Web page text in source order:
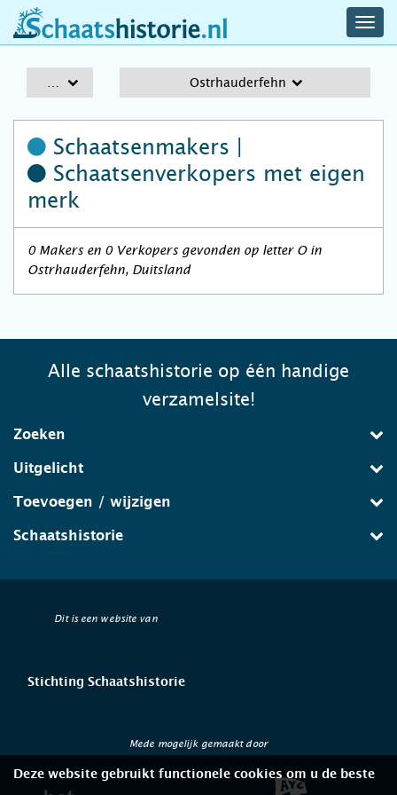
schaatshistorie.nl
Ostrhauderfehn
Schaatsenmakers |
Schaatsenverkopers met eigen
merk
0 Makers en 0 Verkopers gevonden op letter O in
Ostrhauderfehn, Duitsland
Alle schaatshistorie op één handige
verzamelsite!
Zoeken
Uitgelicht
Toevoegen / wijzigen
Schaatshistorie
Dit is een website van
Stichting Schaatshistorie
Mede mogelijk gemaakt door
Deze website gebruikt functionele cookies om u de beste